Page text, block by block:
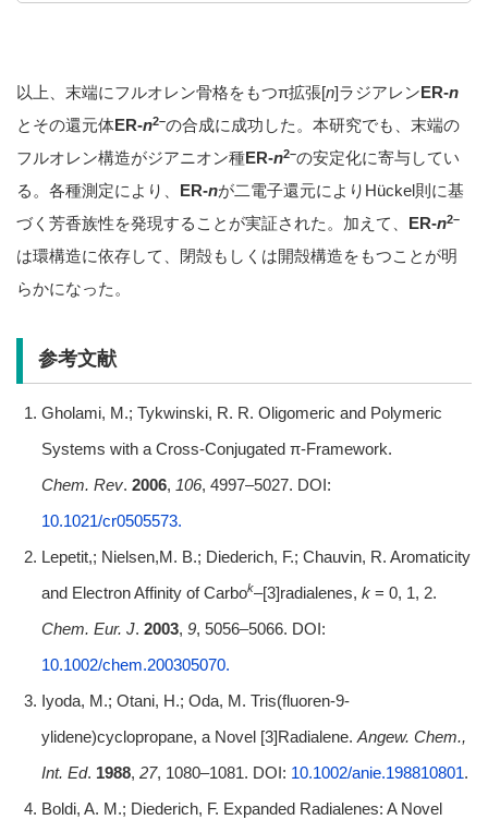
以上、末端にフルオレン骨格をもつπ拡張[n]ラジアレンER-n
とその還元体ER-n2–の合成に成功した。本研究でも、末端の
フルオレン構造がジアニオン種ER-n2–の安定化に寄与してい
る。各種測定により、 ER-nが二電子還元によりHückel則に基
づく芳香族性を発現することが実証された。加えて、 ER-n2–
は環構造に依存して、閉殻もしくは開殻構造をもつことが明
らかになった。
参考文献
Gholami, M.; Tykwinski, R. R. Oligomeric and Polymeric
Systems with a Cross-Conjugated π-Framework.
Chem. Rev. 2006, 106, 4997–5027. DOI:
10.1021/cr0505573.
Lepetit,; Nielsen,M. B.; Diederich, F.; Chauvin, R. Aromaticity
and Electron Affinity of Carbok–[3]radialenes, k= 0, 1, 2.
Chem. Eur. J. 2003, 9, 5056–5066. DOI:
10.1002/chem.200305070.
Iyoda, M.; Otani, H.; Oda, M. Tris(fluoren-9-
ylidene)cyclopropane, a Novel [3]Radialene. Angew. Chem.,
Int. Ed. 1988, 27, 1080–1081. DOI: 10.1002/anie.198810801.
Boldi, A. M.; Diederich, F. Expanded Radialenes: A Novel